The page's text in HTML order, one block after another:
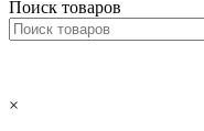
Поиск товаров
×